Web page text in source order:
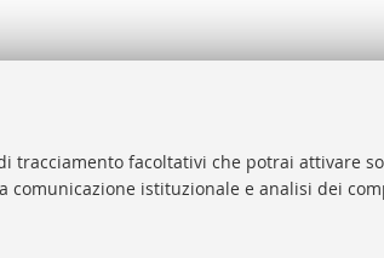
facoltativi che potrai attivare
istituzionale e analisi dei